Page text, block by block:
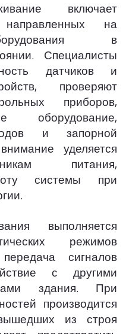
включает
на
в
Специалисты
датчиков и
проверяют
приборов,
оборудование,
и запорной
уделяется
питания,
системы при
выполняется
режимов
сигналов
с другими
здания. При
производится
из строя